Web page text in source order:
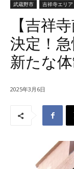
武蔵野市 吉祥寺エリア
【吉祥
決定！
新たな
2025年3月6日